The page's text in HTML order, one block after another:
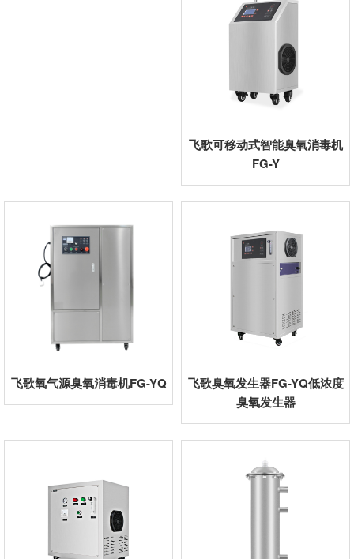
飞歌可移动式智能臭氧消毒机
FG-Y
飞歌氧气源臭氧消毒机FG-YQ
飞歌臭氧发生器FG-YQ低浓度
臭氧发生器